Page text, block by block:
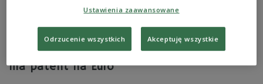
Debiut Santosa w Pradze. Selekcjoner
ma patent na Euro
Ustawienia zaawansowane
Odrzucenie wszystkich Akceptuję wszystkie